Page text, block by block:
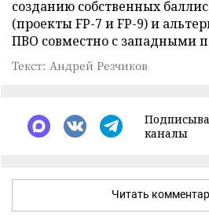
созданию собственных
(проекты FP-7 и FP-9) и
ПВО совместно с западными
Текст: Андрей Резчиков
каналы
Читать